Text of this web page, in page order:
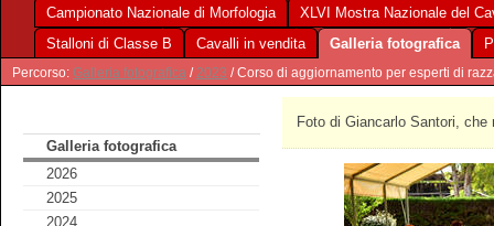
Campionato Nazionale di Morfologia
XLVI Mostra Nazionale del
Stalloni di Classe B
Cavalli in vendita Galleria fotografica
Percorso: Galleria fotografica /2023 / Corso di aggiornamento per esperti di
Galleria fotografica
2026
2025
2024
Foto di Giancarlo Santori, che